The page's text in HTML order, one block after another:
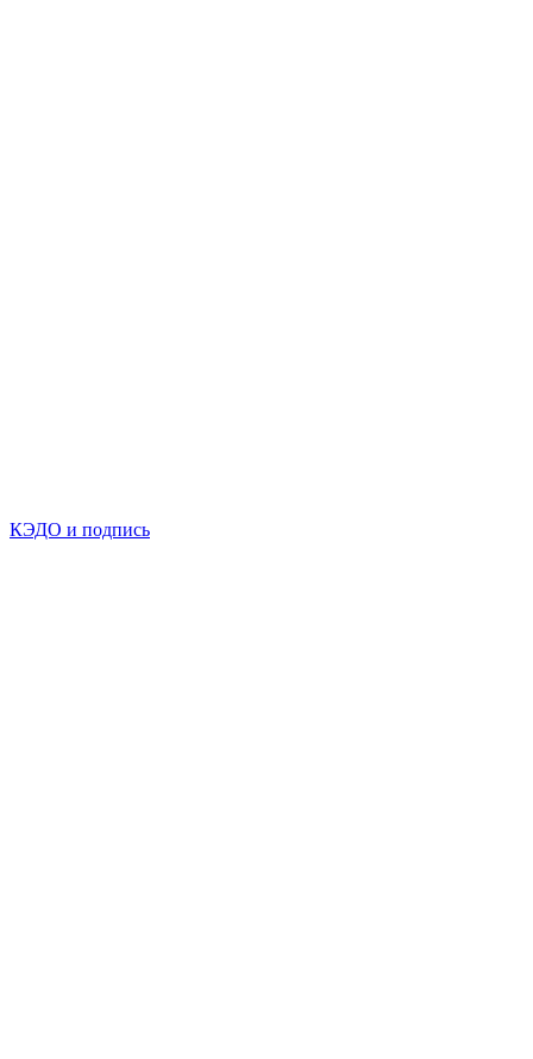
КЭДО и подпись